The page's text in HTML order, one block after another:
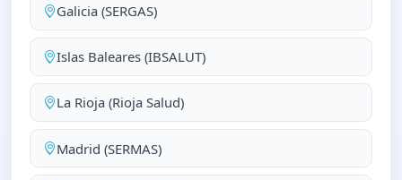
Galicia (SERGAS)
Islas Baleares (IBSALUT)
La Rioja (Rioja Salud)
Madrid (SERMAS)